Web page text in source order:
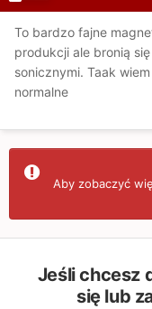
To bardzo fajne
produkcji ale bronią
sonicznymi. Taak
normalne
Aby zobaczyć
Jeśli chcesz
się lub